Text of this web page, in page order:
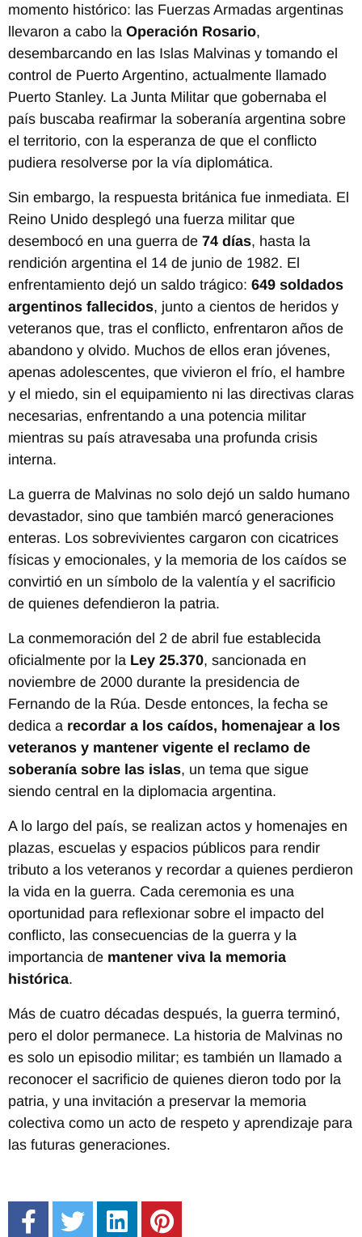
momento histórico: las Fuerzas Armadas argentinas
llevaron a cabo la Operación Rosario,
desembarcando en las Islas Malvinas y tomando el
control de Puerto Argentino, actualmente llamado
Puerto Stanley. La Junta Militar que gobernaba el
país buscaba reafirmar la soberanía argentina sobre
el territorio, con la esperanza de que el conflicto
pudiera resolverse por la vía diplomática.
Sin embargo, la respuesta británica fue inmediata. El
Reino Unido desplegó una fuerza militar que
desembocó en una guerra de 74 días, hasta la
rendición argentina el 14 de junio de 1982. El
enfrentamiento dejó un saldo trágico: 649 soldados
argentinos fallecidos, junto a cientos de heridos y
veteranos que, tras el conflicto, enfrentaron años de
abandono y olvido. Muchos de ellos eran jóvenes,
apenas adolescentes, que vivieron el frío, el hambre
y el miedo, sin el equipamiento ni las directivas claras
necesarias, enfrentando a una potencia militar
mientras su país atravesaba una profunda crisis
interna.
La guerra de Malvinas no solo dejó un saldo humano
devastador, sino que también marcó generaciones
enteras. Los sobrevivientes cargaron con cicatrices
físicas y emocionales, y la memoria de los caídos se
convirtió en un símbolo de la valentía y el sacrificio
de quienes defendieron la patria.
La conmemoración del 2 de abril fue establecida
oficialmente por la Ley 25.370, sancionada en
noviembre de 2000 durante la presidencia de
Fernando de la Rúa. Desde entonces, la fecha se
dedica a recordar a los caídos, homenajear a los
veteranos y mantener vigente el reclamo de
soberanía sobre las islas, un tema que sigue
siendo central en la diplomacia argentina.
A lo largo del país, se realizan actos y homenajes en
plazas, escuelas y espacios públicos para rendir
tributo a los veteranos y recordar a quienes perdieron
la vida en la guerra. Cada ceremonia es una
oportunidad para reflexionar sobre el impacto del
conflicto, las consecuencias de la guerra y la
importancia de mantener viva la memoria
histórica.
Más de cuatro décadas después, la guerra terminó,
pero el dolor permanece. La historia de Malvinas no
es solo un episodio militar; es también un llamado a
reconocer el sacrificio de quienes dieron todo por la
patria, y una invitación a preservar la memoria
colectiva como un acto de respeto y aprendizaje para
las futuras generaciones.